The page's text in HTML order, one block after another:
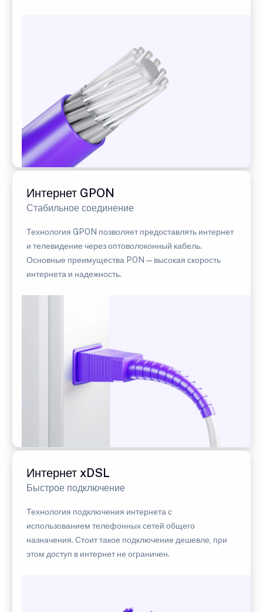
Интернет GPON
Стабильное соединение
Технология GPON позволяет предоставлять интернет
и телевидение через оптоволоконный кабель.
Основные преимущества PON — высокая скорость
интернета и надежность.
Интернет xDSL
Быстрое подключение
Технология подключения интернета с
использованием телефонных сетей общего
назначения. Стоит такое подключение дешевле, при
этом доступ в интернет не ограничен.